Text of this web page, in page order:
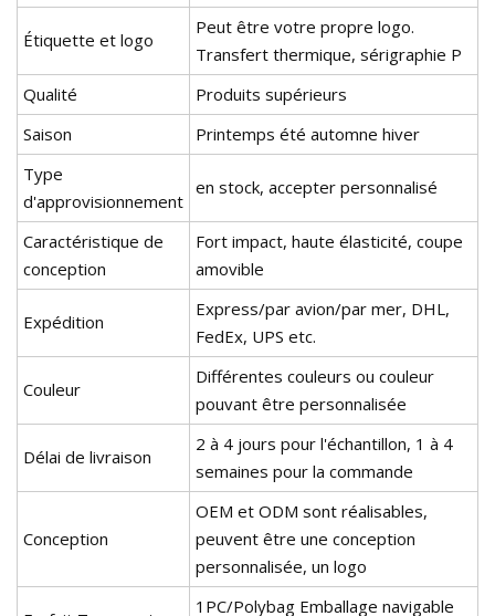
Étiquette et logo
Peut être votre propre logo.
Transfert thermique, sérigraphie P
Qualité
Produits supérieurs
Saison
Printemps été automne hiver
Type
d'approvisionnement
en stock, accepter personnalisé
Caractéristique de
conception
Fort impact, haute élasticité, coupe
amovible
Expédition
Express/par avion/par mer, DHL,
FedEx, UPS etc.
Couleur
Différentes couleurs ou couleur
pouvant être personnalisée
Délai de livraison
2 à 4 jours pour l'échantillon, 1 à 4
semaines pour la commande
Conception
OEM et ODM sont réalisables,
peuvent être une conception
personnalisée, un logo
1PC/Polybag Emballage navigable